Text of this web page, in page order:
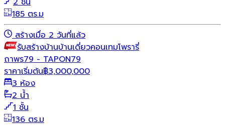
185 ตร.ม
สร้างเมื่อ 2 วันที่แล้ว
รับสร้างบ้านบ้านเดี่ยวคอนเทมโพรารี่
ถาพร79 - TAPON79
ราคาเริ่มต้น฿3,000,000
3 ห้อง
2 น้ำ
1 ชั้น
136 ตร.ม